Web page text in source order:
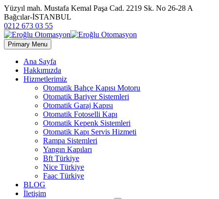
Yüzyıl mah. Mustafa Kemal Paşa Cad. 2219 Sk. No 26-28 A
Bağcılar-İSTANBUL
0212 673 03 55
Primary Menu
Ana Sayfa
Hakkımızda
Hizmetlerimiz
Otomatik Bahçe Kapısı Motoru
Otomatik Bariyer Sistemleri
Otomatik Garaj Kapısı
Otomatik Fotoselli Kapı
Otomatik Kepenk Sistemleri
Otomatik Kapı Servis Hizmeti
Rampa Sistemleri
Yangın Kapıları
Bft Türkiye
Nice Türkiye
Faac Türkiye
BLOG
İletişim